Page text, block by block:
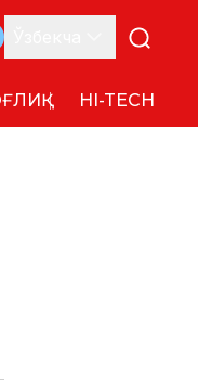
HI-TECH